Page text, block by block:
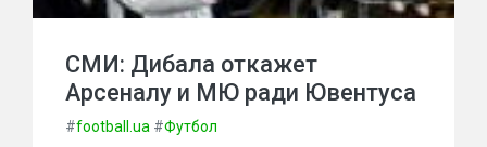
СМИ: Дибала откажет
Арсеналу и МЮ ради Ювентуса
#football.ua #Футбол